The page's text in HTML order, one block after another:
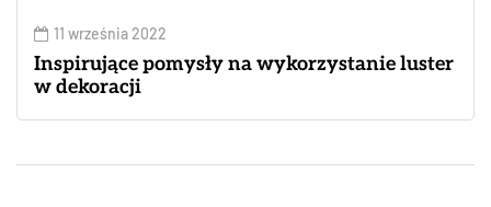
11 września 2022
Inspirujące pomysły na wykorzystanie luster
w dekoracji